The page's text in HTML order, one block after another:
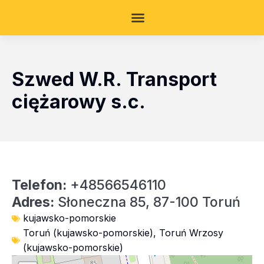
Szwed W.R. Transport
ciężarowy s.c.
Telefon: +48566546110
Adres: Słoneczna 85, 87-100 Toruń
kujawsko-pomorskie
Toruń (kujawsko-pomorskie), Toruń Wrzosy
(kujawsko-pomorskie)